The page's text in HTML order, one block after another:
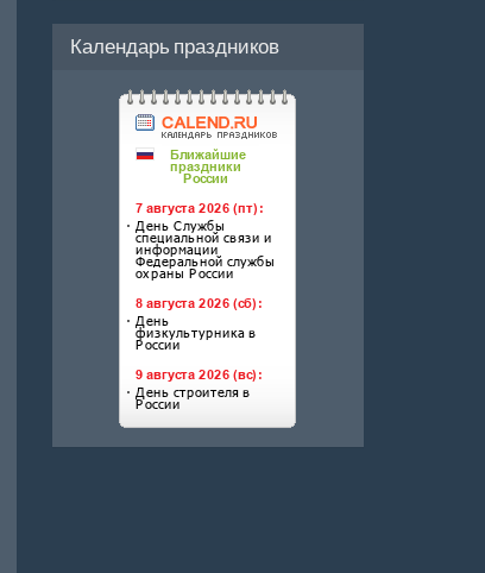
Календарь праздников